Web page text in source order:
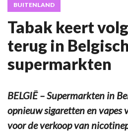
BUITENLAND
Tabak keert
terug in
supermarkten
BELGIË – Supermarkten in
opnieuw sigaretten en vapes
voor de verkoop van